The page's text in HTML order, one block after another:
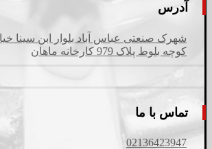
آدرس
شهرک صنعتی عباس آباد بلوار ابن سینا
کوچه بلوط پلاک 979 کارخانه ماهان
تماس با ما
02136423947